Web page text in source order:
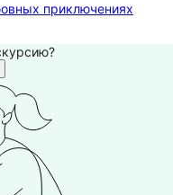
приключениях